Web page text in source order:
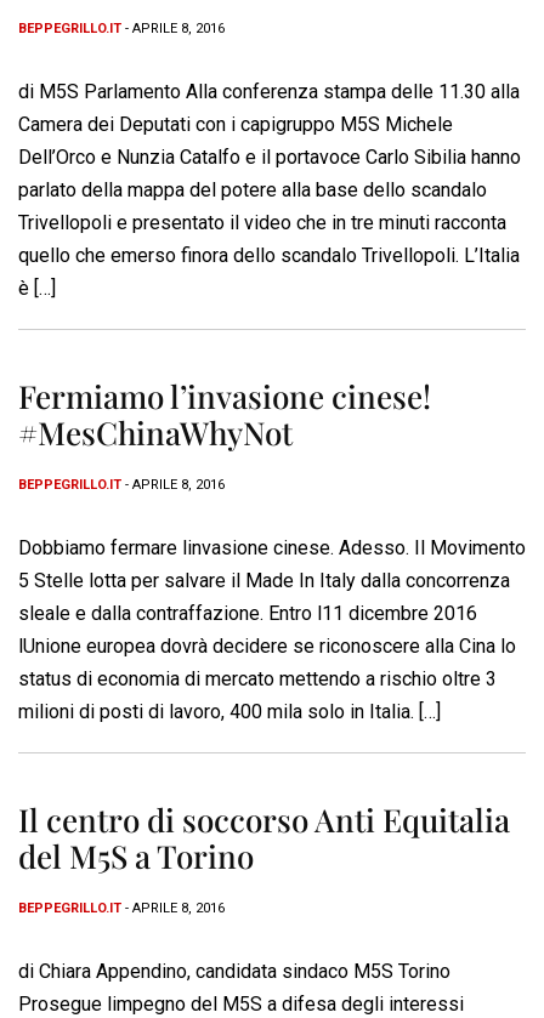
BEPPEGRILLO.IT - APRILE 8, 2016
di M5S Parlamento Alla conferenza stampa delle 11.30 alla
Camera dei Deputati con i capigruppo M5S Michele
Dell’Orco e Nunzia Catalfo e il portavoce Carlo Sibilia hanno
parlato della mappa del potere alla base dello scandalo
Trivellopoli e presentato il video che in tre minuti racconta
quello che emerso finora dello scandalo Trivellopoli. L’Italia
è […]
Fermiamo l’invasione cinese!
#MesChinaWhyNot
BEPPEGRILLO.IT - APRILE 8, 2016
Dobbiamo fermare linvasione cinese. Adesso. Il Movimento
5 Stelle lotta per salvare il Made In Italy dalla concorrenza
sleale e dalla contraffazione. Entro l11 dicembre 2016
lUnione europea dovrà decidere se riconoscere alla Cina lo
status di economia di mercato mettendo a rischio oltre 3
milioni di posti di lavoro, 400 mila solo in Italia. […]
Il centro di soccorso Anti Equitalia
del M5S a Torino
BEPPEGRILLO.IT - APRILE 8, 2016
di Chiara Appendino, candidata sindaco M5S Torino
Prosegue limpegno del M5S a difesa degli interessi